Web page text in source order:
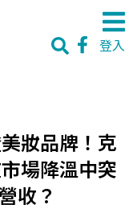
登入
妝品牌！克
場降溫中突
收？